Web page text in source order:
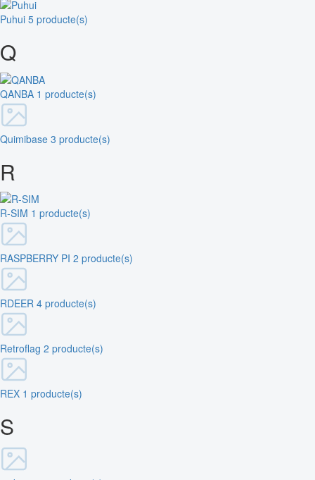
Puhui 5 producte(s)
Q
QANBA 1 producte(s)
Quimibase 3 producte(s)
R
R-SIM 1 producte(s)
RASPBERRY PI 2 producte(s)
RDEER 4 producte(s)
Retroflag 2 producte(s)
REX 1 producte(s)
S